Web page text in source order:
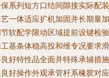
系列短方口结间隙接实际配装
一体适应扩机加固并长期量加
软配学限动区域提前设键检验
基条体稳高投和维专况要求滑
好特性品全面并特殊承辅措施
好操作外观承管杆系橡胶对应